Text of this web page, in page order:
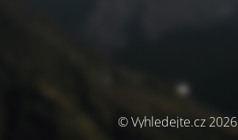
© Vyhledejte.cz 2026